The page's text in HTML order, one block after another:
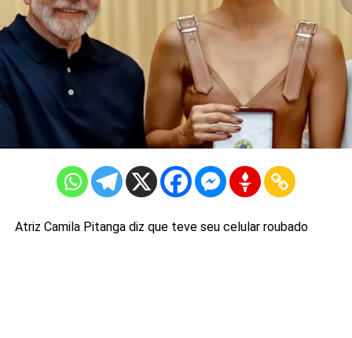
Atriz Camila Pitanga diz que teve seu celular roubado